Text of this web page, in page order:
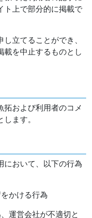
ト上で部分的に掲載で
立てることができ、
載を中止するものとし
拓および利用者のコメ
ます。
において、以下の行為
かける行為
運営会社が不適切と